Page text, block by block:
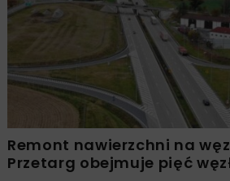
Remont nawierzchni na
Przetarg obejmuje pięć